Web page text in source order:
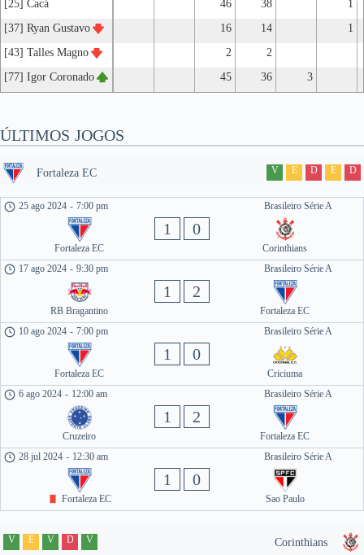
[25] Cacá
46 38
1
[37] Ryan Gustavo
16 14
1
[43] Talles Magno
2
2
[77] Igor Coronado
45 36 3
ÚLTIMOS JOGOS
Fortaleza EC V E D E D
Brasileiro Série A
25 ago 2024 - 7:00 pm
Fortaleza EC
1 0
Corinthians
Brasileiro Série A
17 ago 2024 - 9:30 pm
RB Bragantino
1 2
Fortaleza EC
Brasileiro Série A
10 ago 2024 - 7:00 pm
Fortaleza EC
1 0
Criciuma
Brasileiro Série A
6 ago 2024 - 12:00 am
Cruzeiro
1 2
Fortaleza EC
Brasileiro Série A
28 jul 2024 - 12:30 am
Fortaleza EC
1 0
Sao Paulo
Corinthians
V E V D V